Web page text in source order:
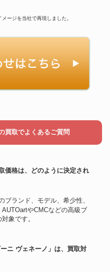
ージを当社で再現しました。
買取でよくあるご質問
やCMCなどの高級ブ
象です。